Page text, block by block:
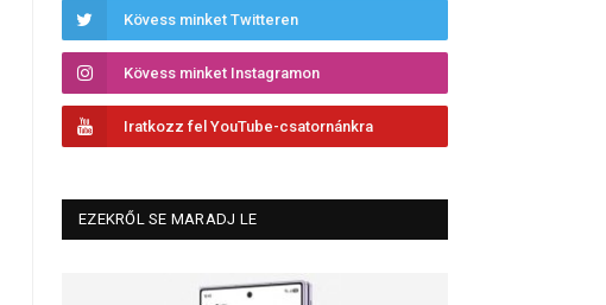
Kövess minket Twitteren
Kövess minket Instagramon
Iratkozz fel YouTube-csatornánkra
EZEKRŐL SE MARADJ LE